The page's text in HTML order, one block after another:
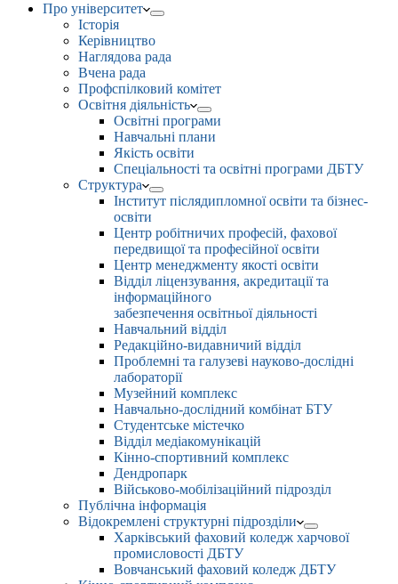
Про університет
Історія
Керівництво
Наглядова рада
Вчена рада
Профспілковий комітет
Освітня діяльність
Освітні програми
Навчальні плани
Якість освіти
Спеціальності та освітні програми ДБТУ
Структура
Інститут післядипломної освіти та бізнес-
освіти
Центр робітничих професій, фахової
передвищої та професійної освіти
Центр менеджменту якості освіти
Відділ ліцензування, акредитації та
інформаційного
забезпечення освітньої діяльності
Навчальний відділ
Редакційно-видавничий відділ
Проблемні та галузеві науково-дослідні
лабораторії
Музейний комплекс
Навчально-дослідний комбінат БТУ
Студентське містечко
Відділ медіакомунікацій
Кінно-спортивний комплекс
Дендропарк
Військово-мобілізаційний підрозділ
Публічна інформація
Відокремлені структурні підрозділи
Харківський фаховий коледж харчової
промисловості ДБТУ
Вовчанський фаховий коледж ДБТУ